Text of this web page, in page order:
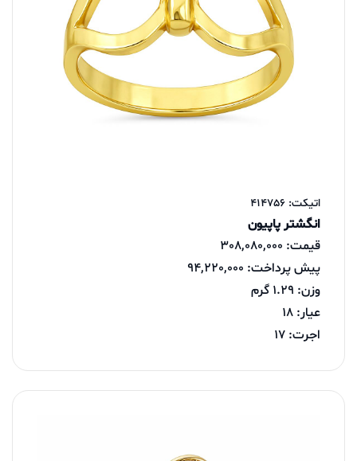
اتیکت: 414756
انگشتر پاپیون
قیمت: 308,080,000
پیش پرداخت: 94,220,000
وزن: 1.29 گرم
عیار: 18
اجرت: 17